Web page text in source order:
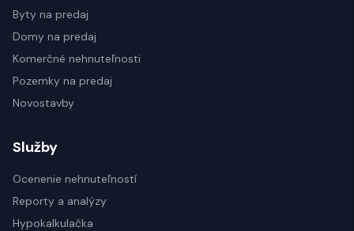
Byty na predaj
Domy na predaj
Komerčné nehnuteľnosti
Pozemky na predaj
Novostavby
Služby
Ocenenie nehnuteľností
Reporty a analýzy
Hypokalkulačka